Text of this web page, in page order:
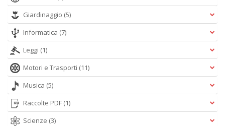
Giardinaggio (5)
Informatica (7)
Leggi (1)
Motori e Trasporti (11)
Musica (5)
Raccolte PDF (1)
Scienze (3)